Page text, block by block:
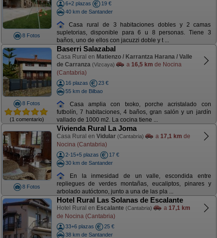
8 Fotos
6+2 plazas
19 €
40 km de Santander
Casa rural de 3 habitaciones dobles y 2 camas
supletorias, disponible para 6 u 8 personas. Tiene 3
baños, uno de ellos con jacuzzi doble y t ...
8 Fotos
(1 comentario)
Baserri Salazabal
Casa Rural en Matienzo / Karrantza Harana / Valle
de Carranza (Vizcaya) a 16,5 km de Nocina
(Cantabria)
16 plazas
23 €
55 km de Bilbao
Casa amplia con txoko, porche acristalado con
futbolín, 7 habitaciones, 4 baños, gran salón y un jardín
vallado de 1000 m2. La cocina tiene ...
8 Fotos
Vivienda Rural La Joma
Casa Rural en Vidular (Cantabria) a 17,1 km de
Nocina (Cantabria)
2-15+5 plazas
17 €
30 km de Santander
En la inmesidad de un valle, escondida entre
repliegues de verdes montañas, eucaliptos, pinares y
arbolado autóctono, junto a una de las pla ...
Hotel Rural Las Solanas de Escalante
Hotel Rural en Escalante (Cantabria) a 17,1 km
de Nocina (Cantabria)
33+6 plazas
25 €
38 km de Santander